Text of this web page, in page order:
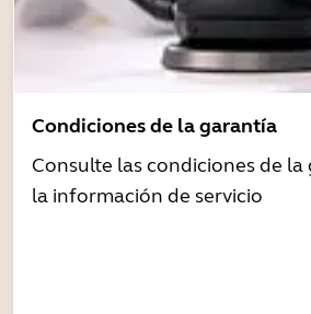
Condiciones de la garantía
Consulte las condiciones de la
la información de servicio